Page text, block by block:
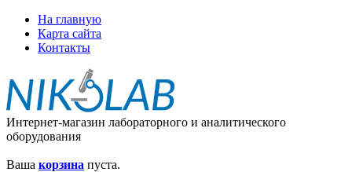
На главную
Карта сайта
Контакты
Интернет-магазин лабораторного и аналитического
оборудования
Ваша корзина пуста.